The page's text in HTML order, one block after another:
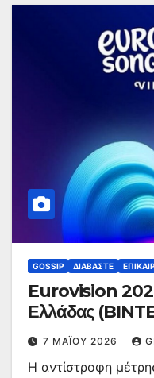
GOSSIP ΔΙΑΒΆΣΤΕ
Eurovision
Ελλάδας
7 ΜΑΪ́ΟΥ 2026
Η αντίστροφη